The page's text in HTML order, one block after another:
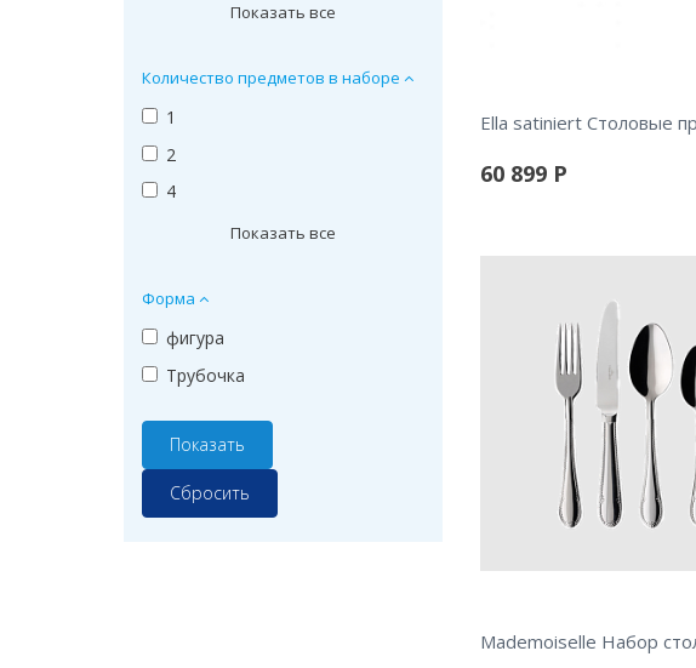
Показать все
Количество предметов в наборе
1
2
4
Показать все
Форма
фигура
Трубочка
60 899 Р